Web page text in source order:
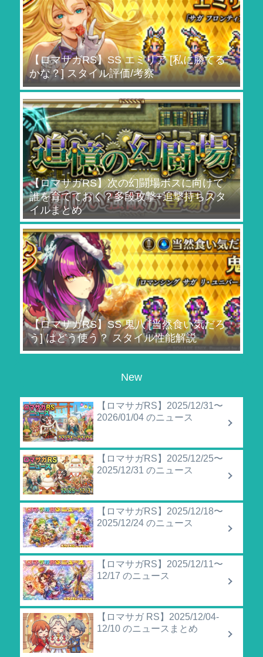
【ロマサガRS】SS エミリア [私に勝てる
かな？] スタイル評価/考察
【ロマサガRS】次の幻闘場ボスに向けて
誰を育てておく？多段攻撃+追撃持ちスタ
イルまとめ
【ロマサガRS】SS 鬼八 [当然食い気だろ
う] はどう使う？ スタイル性能解説
New
【ロマサガRS】2025/12/31〜
2026/01/04 のニュース
【ロマサガRS】2025/12/25〜
2025/12/31 のニュース
【ロマサガRS】2025/12/18〜
2025/12/24 のニュース
【ロマサガRS】2025/12/11〜
12/17 のニュース
【ロマサガ RS】2025/12/04-
12/10 のニュースまとめ